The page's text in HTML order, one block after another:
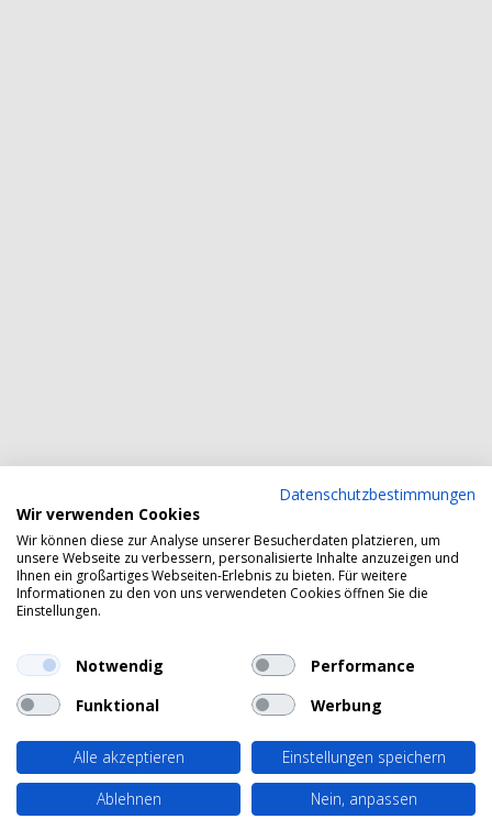
Datenschutzbestimmungen
Wir verwenden Cookies
Wir können diese zur Analyse unserer Besucherdaten platzieren, um
unsere Webseite zu verbessern, personalisierte Inhalte anzuzeigen und
Ihnen ein großartiges Webseiten-Erlebnis zu bieten. Für weitere
Informationen zu den von uns verwendeten Cookies öffnen Sie die
Einstellungen.
Notwendig
Performance
Funktional
Werbung
Alle akzeptieren
Einstellungen speichern
Ablehnen
Nein, anpassen